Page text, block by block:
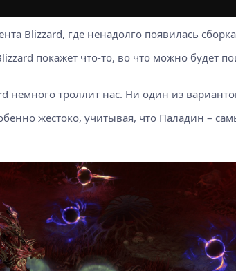
Blizzard, где ненадолго появилась
покажет что-то, во что можно будет
немного троллит нас. Ни один из
жестоко, учитывая, что Паладин –